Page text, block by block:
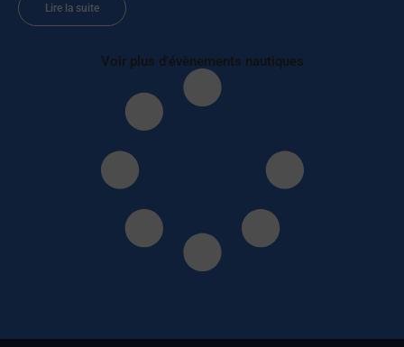
Lire la suite
Voir plus d'évènements nautiques